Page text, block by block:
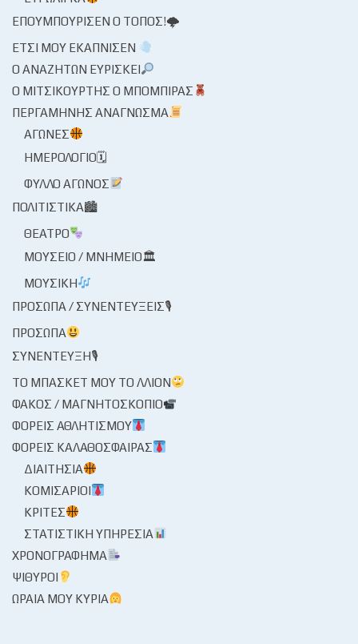
ΕΠΟΥΜΠΟΎΡΙΣΕΝ Ο ΤΌΠΟΣ!🌩
ΈΤΣΙ ΜΟΥ ΕΚΆΠΝΙΣΕΝ
Ο ΑΝΑΖΗΤΏΝ ΕΥΡΊΣΚΕΙ
Ο ΜΙΤΣΙΚΟΥΡΤΉΣ Ο ΜΠΌΜΠΙΡΑΣ
ΠΕΡΓΑΜΗΝΉΣ ΑΝΆΓΝΩΣΜΑ
ΑΓΏΝΕΣ
ΗΜΕΡΟΛΌΓΙΟ🗓
ΦΎΛΛΟ ΑΓΏΝΟΣ
ΠΟΛΙΤΙΣΤΙΚΆ🏙
ΘΈΑΤΡΟ
ΜΟΥΣΕΊΟ / ΜΝΗΜΕΊΟ🏛
ΜΟΥΣΙΚΉ
ΠΡΌΣΩΠΑ / ΣΥΝΕΝΤΕΎΞΕΙΣ🎙
ΠΡΌΣΩΠΑ
ΣΥΝΈΝΤΕΥΞΗ🎙
ΤΟ ΜΠΆΣΚΕΤ ΜΟΥ ΤΟ ΛΛΊΟΝ
ΦΑΚΌΣ / ΜΑΓΝΗΤΟΣΚΌΠΙΟ
ΦΟΡΕΊΣ ΑΘΛΗΤΙΣΜΟΎ
ΦΟΡΕΊΣ ΚΑΛΑΘΌΣΦΑΙΡΑΣ
ΔΙΑΙΤΗΣΊΑ
ΚΟΜΙΣΆΡΙΟΙ
ΚΡΙΤΈΣ
ΣΤΑΤΙΣΤΙΚΉ ΥΠΗΡΕΣΊΑ
ΧΡΟΝΟΓΡΆΦΗΜΑ
ΨΊΘΥΡΟΙ
ΩΡΑΊΑ ΜΟΥ ΚΥΡΊΑ